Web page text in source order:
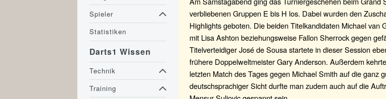
verbliebenen Gruppen E bis H los. Dabei wurden den
Highlights geboten. Die beiden Titelkandidaten Michael van
mit Lisa Ashton beziehungsweise Fallon Sherrock gegen
Titelverteidiger José de Sousa startete in dieser Session
frühere Doppelweltmeister Gary Anderson. Außerdem
letzten Match des Tages gegen Michael Smith auf die ganz
deutschsprachiger Sicht durfte man zudem auch auf die
Spieler
Statistiken
Darts1 Wissen
Technik
Training